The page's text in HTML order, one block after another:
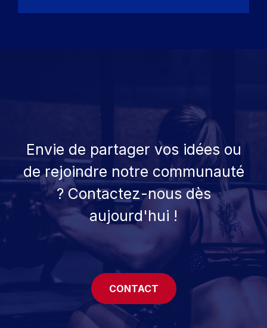
Envie de partager vos idées ou
de rejoindre notre communauté
? Contactez-nous dès
aujourd'hui !
CONTACT